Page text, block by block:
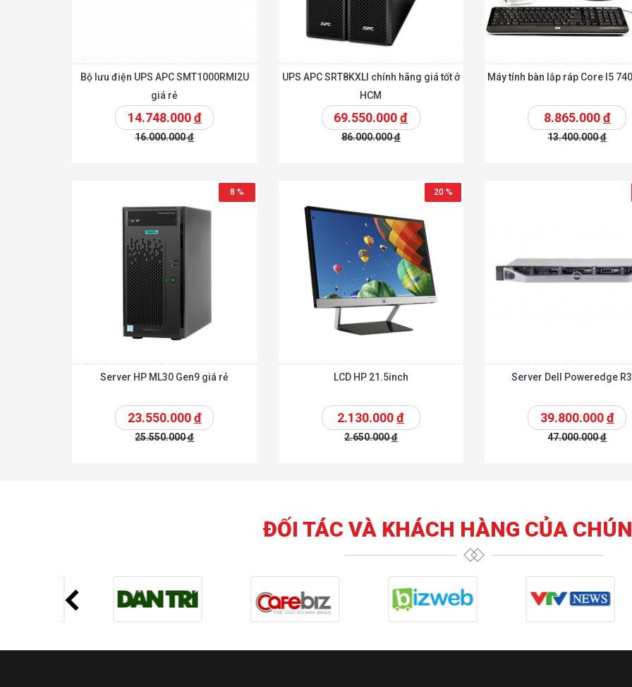
Bộ lưu điện UPS APC SMT1000RMI2U
giá rẻ
14.748.000đ
16.000.000đ
UPS APC SRT8KXLI chính hãng giá tốt ở
HCM
69.550.000đ
86.000.000đ
Máy tính bàn lắp ráp Core I5
8.865.000đ
13.400.000đ
8 %
Server HP ML30 Gen9 giá rẻ
23.550.000đ
25.550.000đ
20 %
LCD HP 21.5inch
2.130.000đ
2.650.000đ
Server Dell Poweredge
39.800.000đ
47.000.000đ
ĐỐI TÁC VÀ KHÁCH HÀNG CỦA